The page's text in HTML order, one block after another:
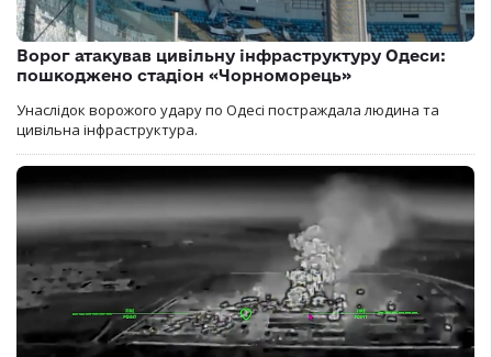
Ворог атакував цивільну інфраструктуру Одеси:
пошкоджено стадіон «Чорноморець»
Унаслідок ворожого удару по Одесі постраждала людина та
цивільна інфраструктура.